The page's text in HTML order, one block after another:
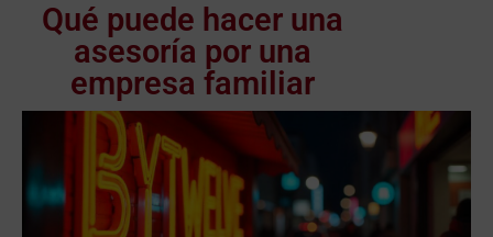
Qué puede hacer una
asesoría por una
empresa familiar